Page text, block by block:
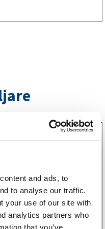
and ads, to
to analyse our traffic.
your use of our site with
analytics partners who
that you’ve